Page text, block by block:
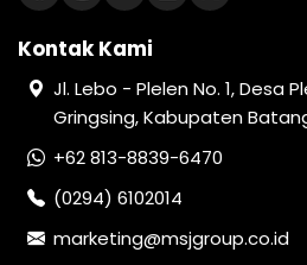
Kontak Kami
Jl. Lebo - Plelen No. 1, Desa
Gringsing, Kabupaten
+62 813-8839-6470
(0294) 6102014
marketing@msjgroup.co.id